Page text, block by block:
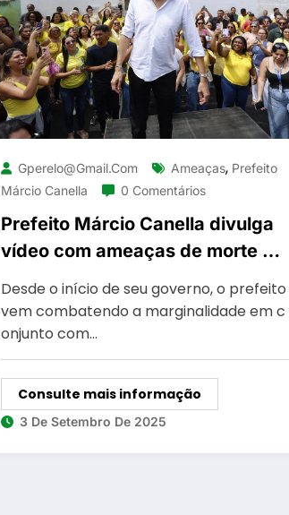
Gperelo@gmail.com Ameaças, Prefeito
Márcio Canella
0 Comentários
Prefeito Márcio Canella divulga
vídeo com ameaças de morte e
solta os bichos para cima do
bandido Cachorrão
Desde o início de seu governo, o prefeito
vem combatendo a marginalidade em c
onjunto com…
Consulte mais informação
3 De Setembro De 2025